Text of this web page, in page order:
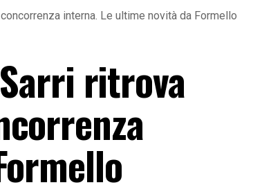
interna. Le ultime novità da Formello
ritrova